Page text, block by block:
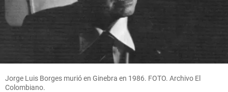
Jorge Luis Borges murió en Ginebra en 1986. FOTO. Archivo El
Colombiano.